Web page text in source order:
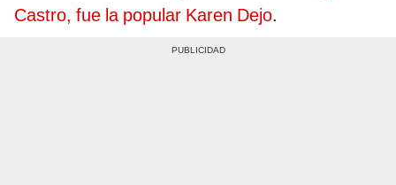
Castro, fue la popular Karen Dejo.